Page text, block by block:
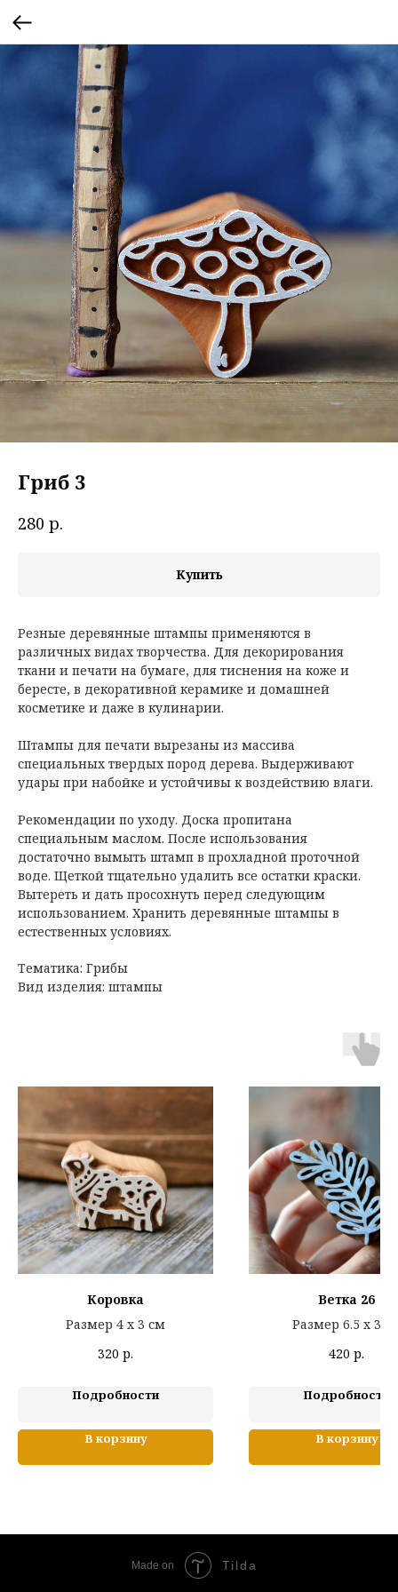
Гриб 3
280 р.
Купить
Резные деревянные штампы применяются в
различных видах творчества. Для декорирования
ткани и печати на бумаге, для тиснения на коже и
бересте, в декоративной керамике и домашней
косметике и даже в кулинарии.
Штампы для печати вырезаны из массива
специальных твердых пород дерева. Выдерживают
удары при набойке и устойчивы к воздействию влаги.
Рекомендации по уходу. Доска пропитана
специальным маслом. После использования
достаточно вымыть штамп в прохладной проточной
воде. Щеткой тщательно удалить все остатки краски.
Вытереть и дать просохнуть перед следующим
использованием. Хранить деревянные штампы в
естественных условиях.
Тематика: Грибы
Вид изделия: штампы
Коровка
Размер 4 х 3 см
320 р.
Подробности
В корзину
Ветка 26
Размер 6.5 х 3
420 р.
Подробности
В корзину
Made on Tilda